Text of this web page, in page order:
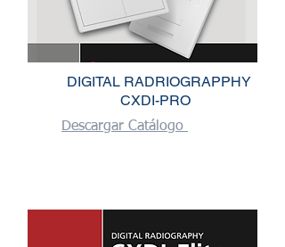
DIGITAL RADRIOGRAPPHY
CXDI-PRO
Descargar Catálogo